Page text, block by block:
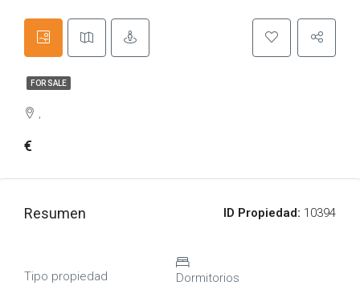
FOR SALE
€
Resumen ID Propiedad: 10394
Tipo propiedad Dormitorios